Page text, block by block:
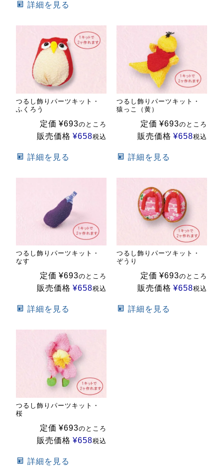
詳細を見る
つるし飾りパーツキット・
ふくろう
定価 ¥693のところ
販売価格 ¥658税込
詳細を見る
つるし飾りパーツキット・
猿っこ（黄）
定価 ¥693のところ
販売価格 ¥658税込
詳細を見る
つるし飾りパーツキット・
なす
定価 ¥693のところ
販売価格 ¥658税込
詳細を見る
つるし飾りパーツキット・
ぞうり
定価 ¥693のところ
販売価格 ¥658税込
詳細を見る
つるし飾りパーツキット・
桜
定価 ¥693のところ
販売価格 ¥658税込
詳細を見る